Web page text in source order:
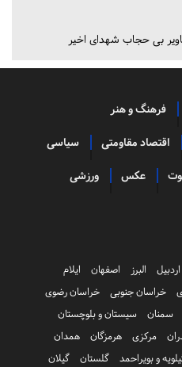
بی حجاب شهدای اخیر
فرهنگ و هنر
اقتصاد مقاومتی سیاسی
عکس ورزشی
اردبیل البرز اصفهان
ایلام
خراسان جنوبی
خراسان رضوی
سمنان
سیستان و بلوچستان
مرکزی هرمزگان
همدان
و بویراحمد گلستان
گیلان